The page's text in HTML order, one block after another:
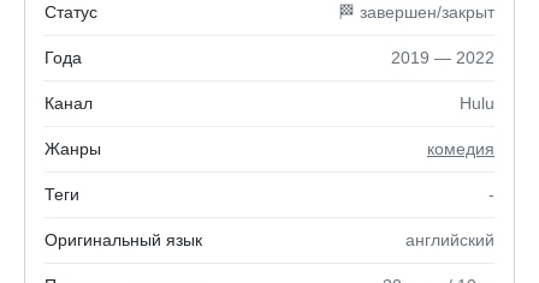
Статус 🏁 завершен/закрыт
Года 2019 — 2022
Канал Hulu
Жанры комедия
Теги -
Оригинальный язык английский